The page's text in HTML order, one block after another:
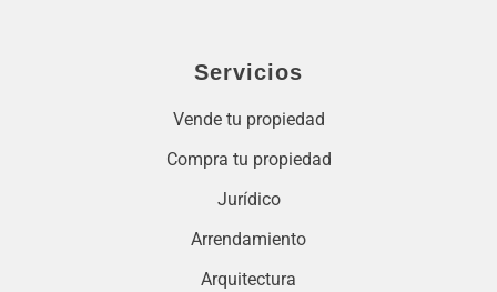
Servicios
Vende tu propiedad
Compra tu propiedad
Jurídico
Arrendamiento
Arquitectura